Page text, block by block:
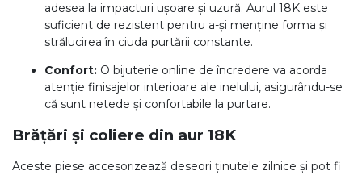
adesea la impacturi ușoare și uzură. Aurul 18K este
suficient de rezistent pentru a-și menține forma și
strălucirea în ciuda purtării constante.
Confort: O bijuterie online de încredere va acorda
atenție finisajelor interioare ale inelului, asigurându-se
că sunt netede și confortabile la purtare.
Brățări și coliere din aur 18K
Aceste piese accesorizează deseori ținutele zilnice și pot fi